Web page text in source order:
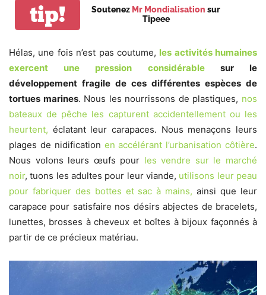
tip! Soutenez Mr Mondialisation sur
Tipeee
Hélas, une fois n’est pas coutume, les activités humaines
exercent une pression considérablesur le
développement fragile de ces différentes espèces de
tortues marines. Nous les nourrissons de plastiques, nos
bateaux de pêche les capturent accidentellement ou les
heurtent, éclatant leur carapaces. Nous menaçons leurs
plages de nidification en accélérant l’urbanisation côtière.
Nous volons leurs œufs pour les vendre sur le marché
noir, tuons les adultes pour leur viande, utilisons leur peau
pour fabriquer des bottes et sac à mains, ainsi que leur
carapace pour satisfaire nos désirs abjectes de bracelets,
lunettes, brosses à cheveux et boîtes à bijoux façonnés à
partir de ce précieux matériau.